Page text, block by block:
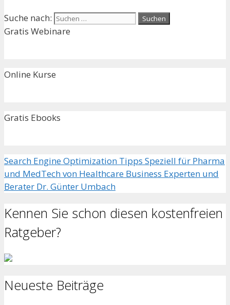
Suche nach:
Gratis Webinare
Online Kurse
Gratis Ebooks
Search Engine Optimization Tipps Speziell für Pharma
und MedTech von Healthcare Business Experten und
Berater Dr. Günter Umbach
Kennen Sie schon diesen kostenfreien
Ratgeber?
Neueste Beiträge